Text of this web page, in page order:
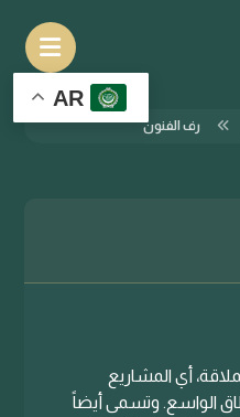
رف الفنون
أي المشاريع
الواسع. وتسمى أيضاً
AR